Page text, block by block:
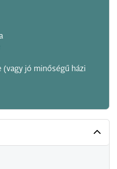
(vagy jó minőségű házi